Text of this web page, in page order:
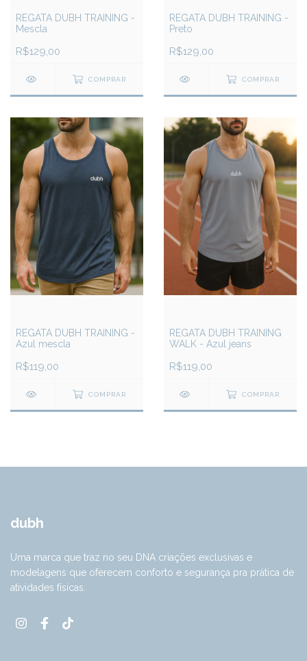
REGATA DUBH TRAINING -
Mescla
R$129,00
COMPRAR
REGATA DUBH TRAINING -
Preto
R$129,00
COMPRAR
REGATA DUBH TRAINING -
Azul mescla
R$119,00
COMPRAR
REGATA DUBH TRAINING
WALK - Azul jeans
R$119,00
COMPRAR
dubh
Uma marca que traz no seu DNA criações exclusivas e
modelagens que oferecem conforto e segurança pra prática de
atividades físicas.